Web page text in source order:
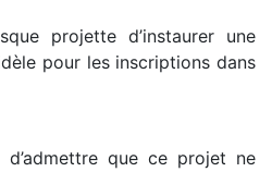
projette d’instaurer une
pour les inscriptions dans
que ce projet ne